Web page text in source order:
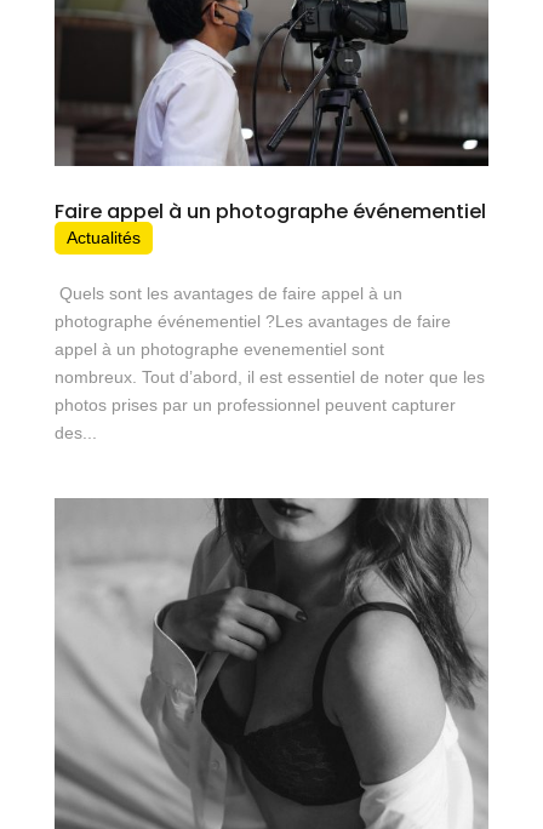
Faire appel à un photographe événementiel
Actualités
Quels sont les avantages de faire appel à un
photographe événementiel ?Les avantages de faire
appel à un photographe evenementiel sont
nombreux. Tout d’abord, il est essentiel de noter que les
photos prises par un professionnel peuvent capturer
des...